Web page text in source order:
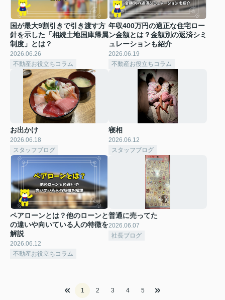
国が最大9割引きで引き渡す方
針を示した「相続土地国庫帰属
制度」とは？
2026.06.26
不動産お役立ちコラム
年収400万円の適正な住宅ロー
ン金額とは？金額別の返済シミ
ュレーションも紹介
2026.06.19
不動産お役立ちコラム
お出かけ
2026.06.18
スタッフブログ
寝相
2026.06.12
スタッフブログ
ペアローンとは？他のローンと
の違いや向いている人の特徴を
解説
2026.06.12
不動産お役立ちコラム
普通に売ってた
2026.06.07
社長ブログ
1 2 3 4 5